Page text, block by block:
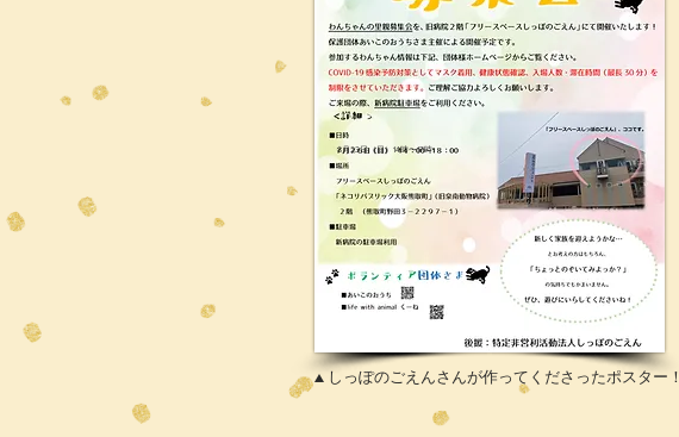
8月23日（日）14時〜17時
▲ しっぽのごえんさんが作ってくださったポスター！